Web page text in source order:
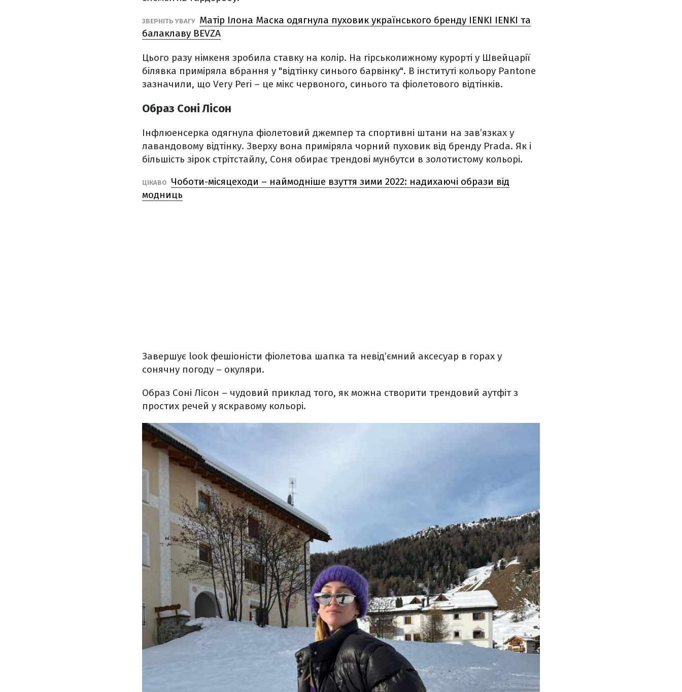
ЗВЕРНІТЬ УВАГУ Матір Ілона Маска одягнула пуховик українського бренду IENKI IENKI та
балаклаву BEVZA
Цього разу німкеня зробила ставку на колір. На гірськолижному курорті у Швейцарії
білявка приміряла вбрання у "відтінку синього барвінку". В інституті кольору Pantone
зазначили, що Very Peri – це мікс червоного, синього та фіолетового відтінків.
Образ Соні Лісон
Інфлюенсерка одягнула фіолетовий джемпер та спортивні штани на зав’язках у
лавандовому відтінку. Зверху вона приміряла чорний пуховик від бренду Prada. Як і
більшість зірок стрітстайлу, Соня обирає трендові мунбутси в золотистому кольорі.
ЦІКАВО
Чоботи-місяцеходи – наймодніше взуття зими 2022: надихаючі образи від
модниць
Завершує look фешіоністи фіолетова шапка та невід’ємний аксесуар в горах у
сонячну погоду – окуляри.
Образ Соні Лісон – чудовий приклад того, як можна створити трендовий аутфіт з
простих речей у яскравому кольорі.